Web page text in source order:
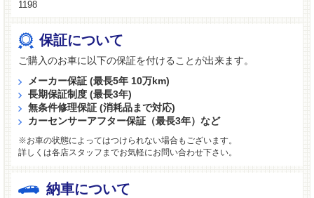
1198
保証について
ご購入のお車に以下の保証を付けることが出来ます。
メーカー保証 (最長5年 10万km)
長期保証制度 (最長3年)
無条件修理保証 (消耗品まで対応)
カーセンサーアフター保証（最長3年）など
※お車の状態によってはつけられない場合もございます。
詳しくは各店スタッフまでお気軽にお問い合わせ下さい。
納車について